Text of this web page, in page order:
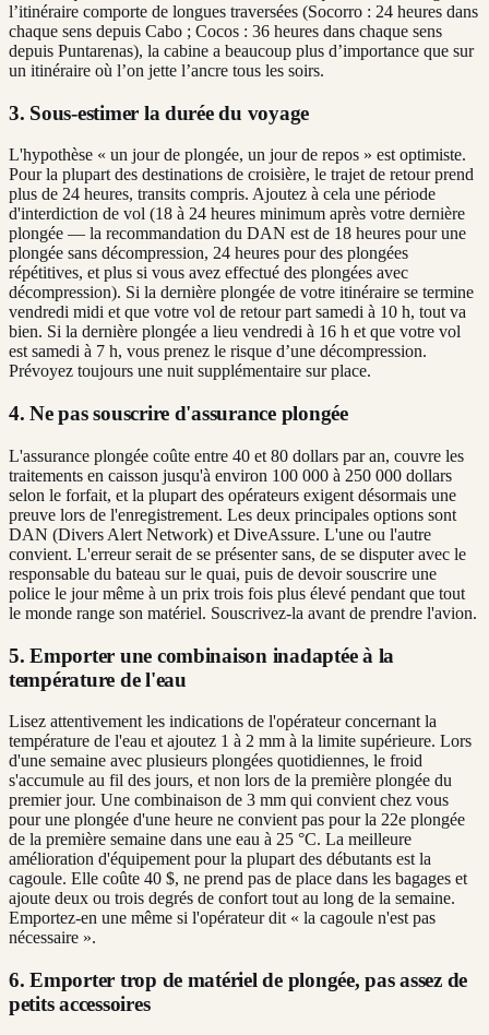
l’itinéraire comporte de longues traversées (Socorro : 24 heures dans
chaque sens depuis Cabo ; Cocos : 36 heures dans chaque sens
depuis Puntarenas), la cabine a beaucoup plus d’importance que sur
un itinéraire où l’on jette l’ancre tous les soirs.
3. Sous-estimer la durée du voyage
L'hypothèse « un jour de plongée, un jour de repos » est optimiste.
Pour la plupart des destinations de croisière, le trajet de retour prend
plus de 24 heures, transits compris. Ajoutez à cela une période
d'interdiction de vol (18 à 24 heures minimum après votre dernière
plongée — la recommandation du DAN est de 18 heures pour une
plongée sans décompression, 24 heures pour des plongées
répétitives, et plus si vous avez effectué des plongées avec
décompression). Si la dernière plongée de votre itinéraire se termine
vendredi midi et que votre vol de retour part samedi à 10 h, tout va
bien. Si la dernière plongée a lieu vendredi à 16 h et que votre vol
est samedi à 7 h, vous prenez le risque d’une décompression.
Prévoyez toujours une nuit supplémentaire sur place.
4. Ne pas souscrire d'assurance plongée
L'assurance plongée coûte entre 40 et 80 dollars par an, couvre les
traitements en caisson jusqu'à environ 100 000 à 250 000 dollars
selon le forfait, et la plupart des opérateurs exigent désormais une
preuve lors de l'enregistrement. Les deux principales options sont
DAN (Divers Alert Network) et DiveAssure. L'une ou l'autre
convient. L'erreur serait de se présenter sans, de se disputer avec le
responsable du bateau sur le quai, puis de devoir souscrire une
police le jour même à un prix trois fois plus élevé pendant que tout
le monde range son matériel. Souscrivez-la avant de prendre l'avion.
5. Emporter une combinaison inadaptée à la
température de l'eau
Lisez attentivement les indications de l'opérateur concernant la
température de l'eau et ajoutez 1 à 2 mm à la limite supérieure. Lors
d'une semaine avec plusieurs plongées quotidiennes, le froid
s'accumule au fil des jours, et non lors de la première plongée du
premier jour. Une combinaison de 3 mm qui convient chez vous
pour une plongée d'une heure ne convient pas pour la 22e plongée
de la première semaine dans une eau à 25 °C. La meilleure
amélioration d'équipement pour la plupart des débutants est la
cagoule. Elle coûte 40 $, ne prend pas de place dans les bagages et
ajoute deux ou trois degrés de confort tout au long de la semaine.
Emportez-en une même si l'opérateur dit « la cagoule n'est pas
nécessaire ».
6. Emporter trop de matériel de plongée, pas assez de
petits accessoires